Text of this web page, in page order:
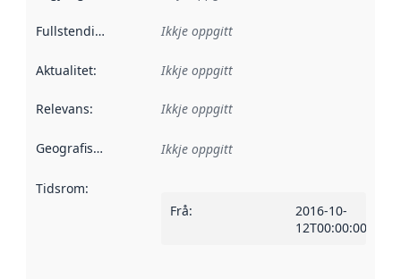
Fullstendigheit Ikkje oppgitt
Aktualitet: Ikkje oppgitt
Relevans: Ikkje oppgitt
Geografisk område Ikkje oppgitt
Tidsrom:
Frå:
2016-10-
12T00:00:00Z